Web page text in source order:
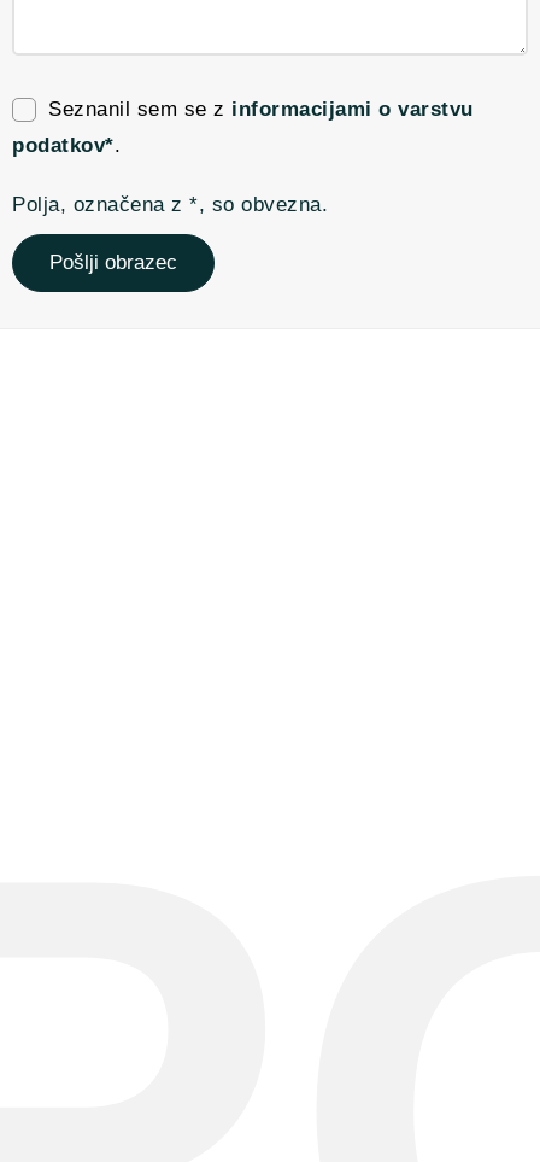
Seznanil sem se z informacijami o varstvu
podatkov*.
Polja, označena z *, so obvezna.
Pošlji obrazec